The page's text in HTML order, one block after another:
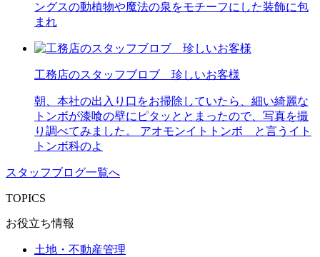
ングスの動植物や魔法の泉をモチーフにした装飾に包
まれ
工務店のスタッフブロブ 珍しいお客様
朝、本社の出入り口をお掃除していたら、細い綺麗な
トンボが漆喰の壁にピタッととまったので、写真を撮
り調べてみました。 アオモンイトトンボ と言うイト
トンボ科のよ
スタッフブログ一覧へ
TOPICS
お役立ち情報
土地・不動産管理